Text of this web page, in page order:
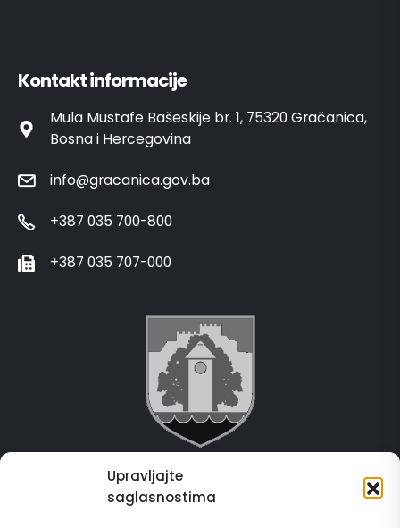
Upravljajte
saglasnostima
Kontakt informacije
Mula Mustafe Bašeskije br. 1, 75320 Gračanica,
Bosna i Hercegovina
info@gracanica.gov.ba
+387 035 700-800
+387 035 707-000
Grad Gračanica